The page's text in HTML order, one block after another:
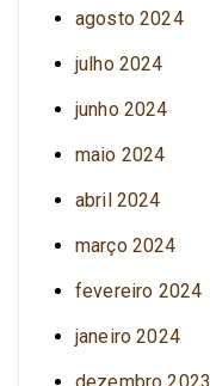
agosto 2024
julho 2024
junho 2024
maio 2024
abril 2024
março 2024
fevereiro 2024
janeiro 2024
dezembro 2023